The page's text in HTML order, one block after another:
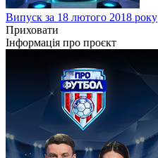
Випуск за 18 лютого 2018 року
Приховати
Інформація про проєкт